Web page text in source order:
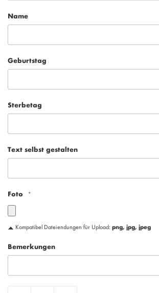
Name
Geburtstag
Sterbetag
Text selbst gestalten
Foto
Kompatibel Dateiendungen für Upload: png, jpg, jpeg
Bemerkungen